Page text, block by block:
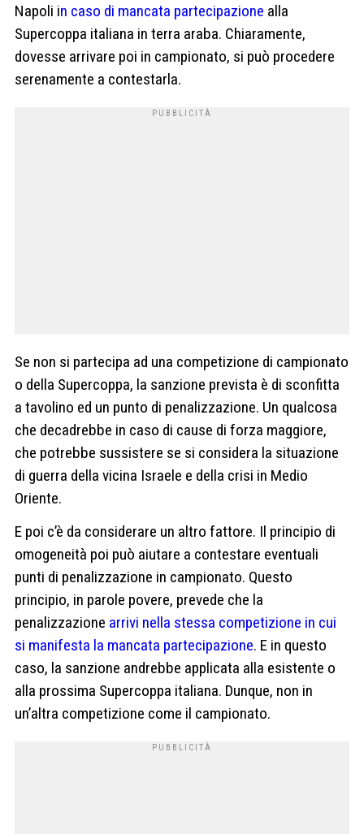
Napoli in caso di mancata partecipazione alla
Supercoppa italiana in terra araba. Chiaramente,
dovesse arrivare poi in campionato, si può procedere
serenamente a contestarla.
Se non si partecipa ad una competizione di campionato
o della Supercoppa, la sanzione prevista è di sconfitta
a tavolino ed un punto di penalizzazione. Un qualcosa
che decadrebbe in caso di cause di forza maggiore,
che potrebbe sussistere se si considera la situazione
di guerra della vicina Israele e della crisi in Medio
Oriente.
E poi c’è da considerare un altro fattore. Il principio di
omogeneità poi può aiutare a contestare eventuali
punti di penalizzazione in campionato. Questo
principio, in parole povere, prevede che la
penalizzazione arrivi nella stessa competizione in cui
si manifesta la mancata partecipazione. E in questo
caso, la sanzione andrebbe applicata alla esistente o
alla prossima Supercoppa italiana. Dunque, non in
un’altra competizione come il campionato.